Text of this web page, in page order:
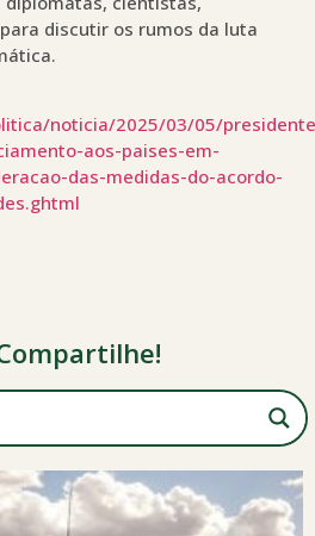
discutir os rumos da luta
noticia/2025/03/05/
aos-paises-em-
das-medidas-do-acordo-